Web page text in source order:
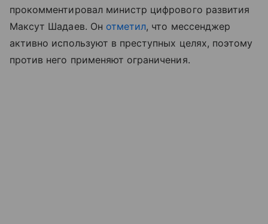
прокомментировал министр цифрового развития
Максут Шадаев. Он отметил, что мессенджер
активно используют в преступных целях, поэтому
против него применяют ограничения.